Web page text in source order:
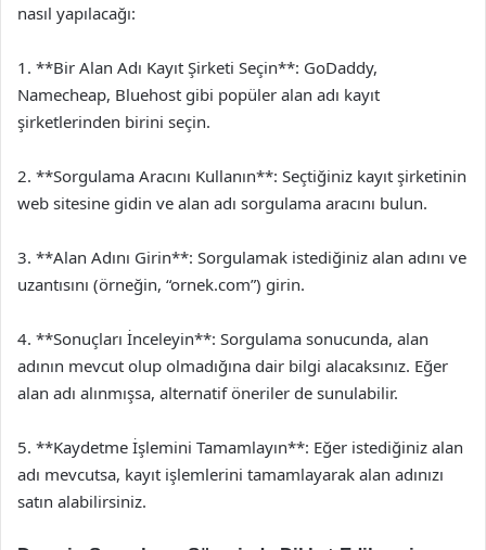
nasıl yapılacağı:
1. **Bir Alan Adı Kayıt Şirketi Seçin**: GoDaddy,
Namecheap, Bluehost gibi popüler alan adı kayıt
şirketlerinden birini seçin.
2. **Sorgulama Aracını Kullanın**: Seçtiğiniz kayıt şirketinin
web sitesine gidin ve alan adı sorgulama aracını bulun.
3. **Alan Adını Girin**: Sorgulamak istediğiniz alan adını ve
uzantısını (örneğin, “ornek.com”) girin.
4. **Sonuçları İnceleyin**: Sorgulama sonucunda, alan
adının mevcut olup olmadığına dair bilgi alacaksınız. Eğer
alan adı alınmışsa, alternatif öneriler de sunulabilir.
5. **Kaydetme İşlemini Tamamlayın**: Eğer istediğiniz alan
adı mevcutsa, kayıt işlemlerini tamamlayarak alan adınızı
satın alabilirsiniz.